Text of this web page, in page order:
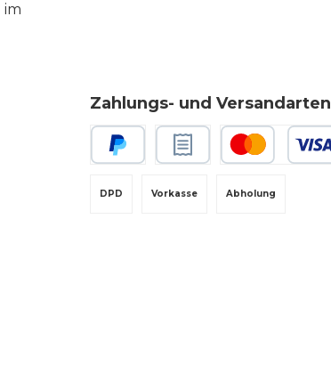
im
Zahlungs- und Versandarten
Vorkasse
DPD Abholung